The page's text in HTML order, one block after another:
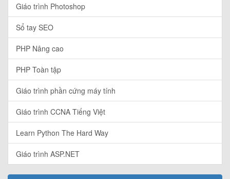
Giáo trình Photoshop
Sổ tay SEO
PHP Nâng cao
PHP Toàn tập
Giáo trình phần cứng máy tính
Giáo trình CCNA Tiếng Việt
Learn Python The Hard Way
Giáo trình ASP.NET